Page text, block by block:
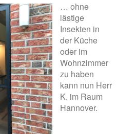
… ohne
lästige
Insekten in
der Küche
oder im
Wohnzimmer
zu haben
kann nun Herr
K. im Raum
Hannover.